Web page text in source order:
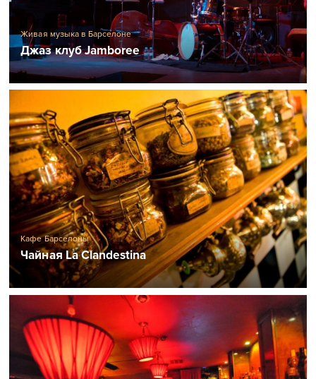
Живая музыка в Барселоне
Джаз клуб Jamboree
Кафе Барселоны
Чайная La Clandestina